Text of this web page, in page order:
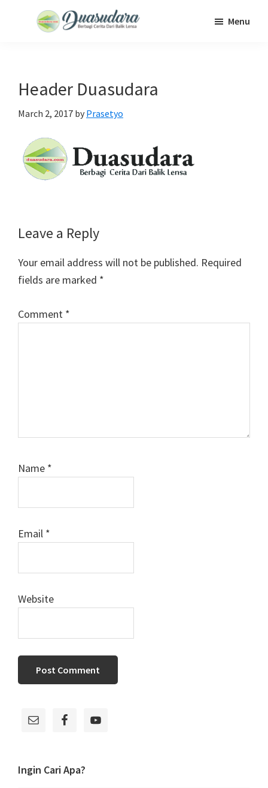
Balik
Lensa
Menu
Header Duasudara
March 2, 2017 by Prasetyo
Reader
Interactions
Leave a Reply
Your email address will not be published. Required
fields are marked *
Comment *
Name *
Email *
Website
Primary
Ingin Cari Apa?